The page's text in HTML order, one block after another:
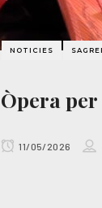
NOTICIES
Òpera
11/05/2026